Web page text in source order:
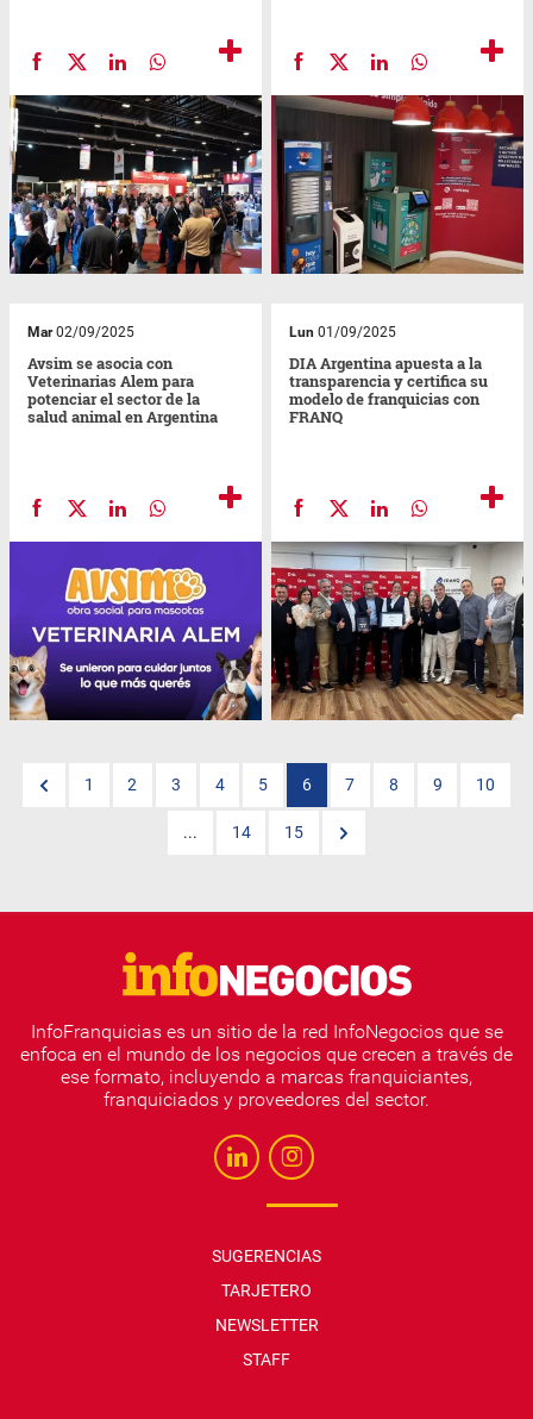
Mar02/09/2025
Avsim se asocia con
Veterinarias Alem para
potenciar el sector de la
salud animal en Argentina
Lun 01/09/2025
DIA Argentina apuesta a la
transparencia y certifica su
modelo de franquicias con
FRANQ
1 2 3 4 5 6 7 8 9 10
... 14 15
InfoFranquicias es un sitio de la red InfoNegocios que se
enfoca en el mundo de los negocios que crecen a través de
ese formato, incluyendo a marcas franquiciantes,
franquiciados y proveedores del sector.
SUGERENCIAS
TARJETERO
NEWSLETTER
STAFF